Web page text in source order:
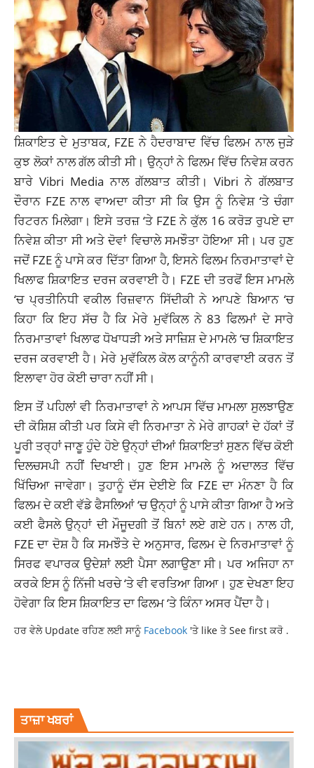
ਸ਼ਿਕਾਇਤ ਦੇ ਮੁਤਾਬਕ, FZE ਨੇ ਹੈਦਰਾਬਾਦ ਵਿੱਚ ਫਿਲਮ ਨਾਲ ਜੁੜੇ
ਕੁਝ ਲੋਕਾਂ ਨਾਲ ਗੱਲ ਕੀਤੀ ਸੀ। ਉਨ੍ਹਾਂ ਨੇ ਫਿਲਮ ਵਿੱਚ ਨਿਵੇਸ਼ ਕਰਨ
ਬਾਰੇ Vibri Media ਨਾਲ ਗੱਲਬਾਤ ਕੀਤੀ। Vibri ਨੇ ਗੱਲਬਾਤ
ਦੌਰਾਨ FZE ਨਾਲ ਵਾਅਦਾ ਕੀਤਾ ਸੀ ਕਿ ਉਸ ਨੂੰ ਨਿਵੇਸ਼ ‘ਤੇ ਚੰਗਾ
ਰਿਟਰਨ ਮਿਲੇਗਾ। ਇਸੇ ਤਰਜ਼ ‘ਤੇ FZE ਨੇ ਕੁੱਲ 16 ਕਰੋੜ ਰੁਪਏ ਦਾ
ਨਿਵੇਸ਼ ਕੀਤਾ ਸੀ ਅਤੇ ਦੋਵਾਂ ਵਿਚਾਲੇ ਸਮਝੌਤਾ ਹੋਇਆ ਸੀ। ਪਰ ਹੁਣ
ਜਦੋਂ FZE ਨੂੰ ਪਾਸੇ ਕਰ ਦਿੱਤਾ ਗਿਆ ਹੈ, ਇਸਨੇ ਫਿਲਮ ਨਿਰਮਾਤਾਵਾਂ ਦੇ
ਖਿਲਾਫ ਸ਼ਿਕਾਇਤ ਦਰਜ ਕਰਵਾਈ ਹੈ। FZE ਦੀ ਤਰਫੋਂ ਇਸ ਮਾਮਲੇ
‘ਚ ਪ੍ਰਤੀਨਿਧੀ ਵਕੀਲ ਰਿਜ਼ਵਾਨ ਸਿੱਦੀਕੀ ਨੇ ਆਪਣੇ ਬਿਆਨ ‘ਚ
ਕਿਹਾ ਕਿ ਇਹ ਸੱਚ ਹੈ ਕਿ ਮੇਰੇ ਮੁਵੱਕਿਲ ਨੇ 83 ਫਿਲਮਾਂ ਦੇ ਸਾਰੇ
ਨਿਰਮਾਤਾਵਾਂ ਖਿਲਾਫ ਧੋਖਾਧੜੀ ਅਤੇ ਸਾਜ਼ਿਸ਼ ਦੇ ਮਾਮਲੇ ‘ਚ ਸ਼ਿਕਾਇਤ
ਦਰਜਕਰਵਾਈਹੈ। ਮੇਰੇ ਮੁਵੱਕਿਲ ਕੋਲ ਕਾਨੂੰਨੀ ਕਾਰਵਾਈ ਕਰਨ ਤੋਂ
ਇਲਾਵਾ ਹੋਰ ਕੋਈ ਚਾਰਾ ਨਹੀਂ ਸੀ।
ਇਸ ਤੋਂ ਪਹਿਲਾਂ ਵੀ ਨਿਰਮਾਤਾਵਾਂ ਨੇ ਆਪਸ ਵਿੱਚ ਮਾਮਲਾ ਸੁਲਝਾਉਣ
ਦੀ ਕੋਸ਼ਿਸ਼ ਕੀਤੀ ਪਰ ਕਿਸੇ ਵੀ ਨਿਰਮਾਤਾ ਨੇ ਮੇਰੇ ਗਾਹਕਾਂ ਦੇ ਹੱਕਾਂ ਤੋਂ
ਪੂਰੀ ਤਰ੍ਹਾਂ ਜਾਣੂ ਹੁੰਦੇ ਹੋਏ ਉਨ੍ਹਾਂ ਦੀਆਂ ਸ਼ਿਕਾਇਤਾਂ ਸੁਣਨ ਵਿੱਚ ਕੋਈ
ਦਿਲਚਸਪੀ ਨਹੀਂ ਦਿਖਾਈ। ਹੁਣ ਇਸ ਮਾਮਲੇ ਨੂੰ ਅਦਾਲਤ ਵਿੱਚ
ਖਿੱਚਿਆ ਜਾਵੇਗਾ। ਤੁਹਾਨੂੰ ਦੱਸ ਦੇਈਏ ਕਿ FZE ਦਾ ਮੰਨਣਾ ਹੈ ਕਿ
ਫਿਲਮ ਦੇ ਕਈ ਵੱਡੇ ਫੈਸਲਿਆਂ ‘ਚ ਉਨ੍ਹਾਂ ਨੂੰ ਪਾਸੇ ਕੀਤਾ ਗਿਆ ਹੈ ਅਤੇ
ਕਈ ਫੈਸਲੇ ਉਨ੍ਹਾਂ ਦੀ ਮੌਜੂਦਗੀ ਤੋਂ ਬਿਨਾਂ ਲਏ ਗਏ ਹਨ। ਨਾਲ ਹੀ,
FZE ਦਾ ਦੋਸ਼ ਹੈ ਕਿ ਸਮਝੌਤੇ ਦੇ ਅਨੁਸਾਰ, ਫਿਲਮ ਦੇਨਿਰਮਾਤਾਵਾਂਨੂੰ
ਸਿਰਫ ਵਪਾਰਕ ਉਦੇਸ਼ਾਂ ਲਈ ਪੈਸਾ ਲਗਾਉਣਾ ਸੀ। ਪਰ ਅਜਿਹਾ ਨਾ
ਕਰਕੇ ਇਸ ਨੂੰ ਨਿੱਜੀ ਖਰਚੇ ‘ਤੇ ਵੀ ਵਰਤਿਆ ਗਿਆ। ਹੁਣ ਦੇਖਣਾ ਇਹ
ਹੋਵੇਗਾ ਕਿ ਇਸ ਸ਼ਿਕਾਇਤ ਦਾ ਫਿਲਮ ‘ਤੇ ਕਿੰਨਾ ਅਸਰ ਪੈਂਦਾ ਹੈ।
ਹਰ ਵੇਲੇ Update ਰਹਿਣ ਲਈ ਸਾਨੂੰ Facebook 'ਤੇ like ਤੇ See first ਕਰੋ .
ਤਾਜ਼ਾ ਖਬਰਾਂ